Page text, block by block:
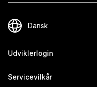
Udviklerlogin
Servicevilkår